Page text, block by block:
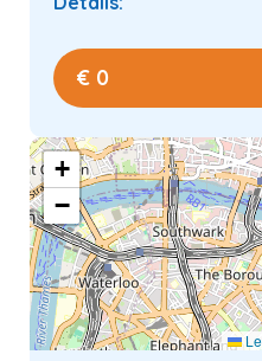
Verder kijken
Naar
+
−
€ 0